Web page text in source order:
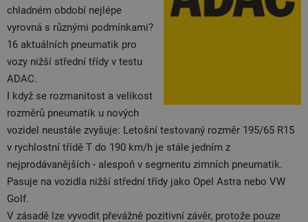
chladném období nejlépe
vyrovná s různými podmínkami?
16 aktuálních pneumatik pro
vozy nižší střední třídy v testu
ADAC.
I když se rozmanitost a velikost
rozměrů pneumatik u nových
vozidel neustále zvyšuje: Letošní testovaný rozměr 195/65 R15
v rychlostní třídě T do 190 km/h je stále jedním z
nejprodávanějších - alespoň v segmentu zimních pneumatik.
Pasuje na vozidla nižší střední třídy jako Opel Astra nebo VW
Golf.
V zásadě lze vyvodit převážně pozitivní závěr, protože pouze